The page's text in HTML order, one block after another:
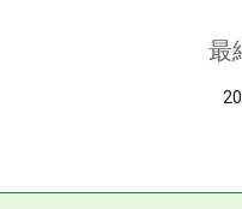
最